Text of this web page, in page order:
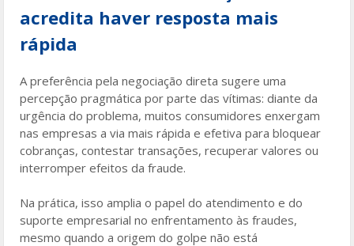
acredita haver resposta mais
rápida
A preferência pela negociação direta sugere uma
percepção pragmática por parte das vítimas: diante da
urgência do problema, muitos consumidores enxergam
nas empresas a via mais rápida e efetiva para bloquear
cobranças, contestar transações, recuperar valores ou
interromper efeitos da fraude.
Na prática, isso amplia o papel do atendimento e do
suporte empresarial no enfrentamento às fraudes,
mesmo quando a origem do golpe não está